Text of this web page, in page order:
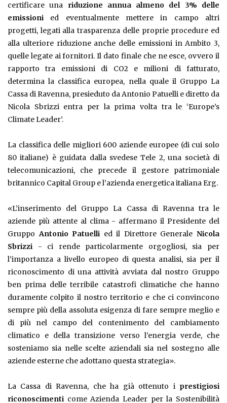
certificare una riduzione annua almeno del 3% delle
emissioni ed eventualmente mettere in campo altri
progetti, legati alla trasparenza delle proprie procedure ed
alla ulteriore riduzione anche delle emissioni in Ambito 3,
quelle legate ai fornitori. Il dato finale che ne esce, ovvero il
rapporto tra emissioni di CO2 e milioni di fatturato,
determina la classifica europea, nella quale il Gruppo La
Cassa di Ravenna, presieduto da Antonio Patuelli e diretto da
Nicola Sbrizzi entra per la prima volta tra le ‘Europe’s
Climate Leader’.
La classifica delle migliori 600 aziende europee (di cui solo
80 italiane) è guidata dalla svedese Tele 2, una società di
telecomunicazioni, che precede il gestore patrimoniale
britannico Capital Group e l’azienda energetica italiana Erg.
«L’inserimento del Gruppo La Cassa di Ravenna tra le
aziende più attente al clima - affermano il Presidente del
GruppoAntonio Patuelli ed il Direttore GeneraleNicola
Sbrizzi - ci rende particolarmente orgogliosi, sia per
l’importanza a livello europeo di questa analisi, sia per il
riconoscimento di una attività avviata dal nostro Gruppo
ben prima delle terribile catastrofi climatiche che hanno
duramente colpito il nostro territorio e che ci convincono
sempre più della assoluta esigenza di fare sempre meglio e
di più nel campo del contenimento del cambiamento
climatico e della transizione verso l’energia verde, che
sosteniamo sia nelle scelte aziendali sia nel sostegno alle
aziende esterne che adottano questa strategia».
La Cassa di Ravenna, che ha già ottenuto i prestigiosi
riconoscimenti come Azienda Leader per la Sostenibilità